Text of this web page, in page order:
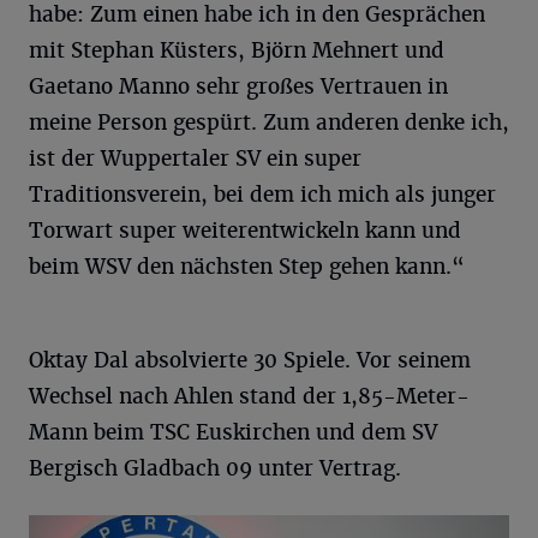
habe: Zum einen habe ich in den Gesprächen
mit Stephan Küsters, Björn Mehnert und
Gaetano Manno sehr großes Vertrauen in
meine Person gespürt. Zum anderen denke ich,
ist der Wuppertaler SV ein super
Traditionsverein, bei dem ich mich als junger
Torwart super weiterentwickeln kann und
beim WSV den nächsten Step gehen kann.“
Oktay Dal absolvierte 30 Spiele. Vor seinem
Wechsel nach Ahlen stand der 1,85-Meter-
Mann beim TSC Euskirchen und dem SV
Bergisch Gladbach 09 unter Vertrag.